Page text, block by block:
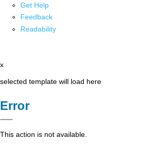
Get Help
Feedback
Readability
x
selected template will load here
Error
This action is not available.